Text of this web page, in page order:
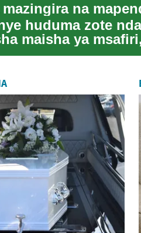
huduma zote
maisha ya